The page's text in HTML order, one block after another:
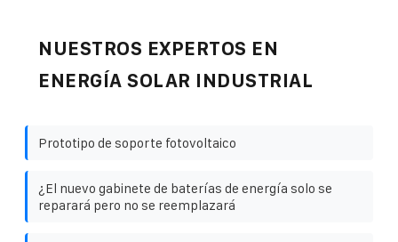
NUESTROS EXPERTOS EN
ENERGÍA SOLAR INDUSTRIAL
Prototipo de soporte fotovoltaico
¿El nuevo gabinete de baterías de energía solo se
reparará pero no se reemplazará